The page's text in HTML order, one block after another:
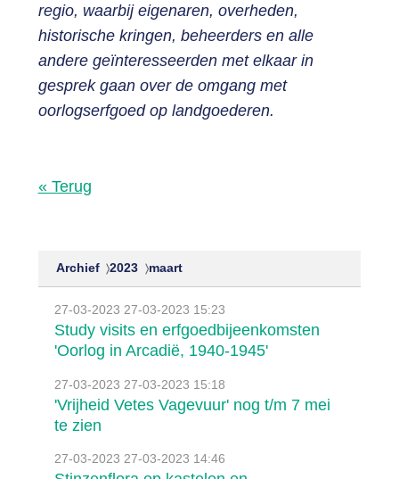
regio, waarbij eigenaren, overheden,
historische kringen, beheerders en alle
andere geïnteresseerden met elkaar in
gesprek gaan over de omgang met
oorlogserfgoed op landgoederen.
« Terug
Archief 2023 maart
27-03-2023 27-03-2023 15:23
Study visits en erfgoedbijeenkomsten
'Oorlog in Arcadië, 1940-1945'
27-03-2023 27-03-2023 15:18
'Vrijheid Vetes Vagevuur' nog t/m 7 mei
te zien
27-03-2023 27-03-2023 14:46